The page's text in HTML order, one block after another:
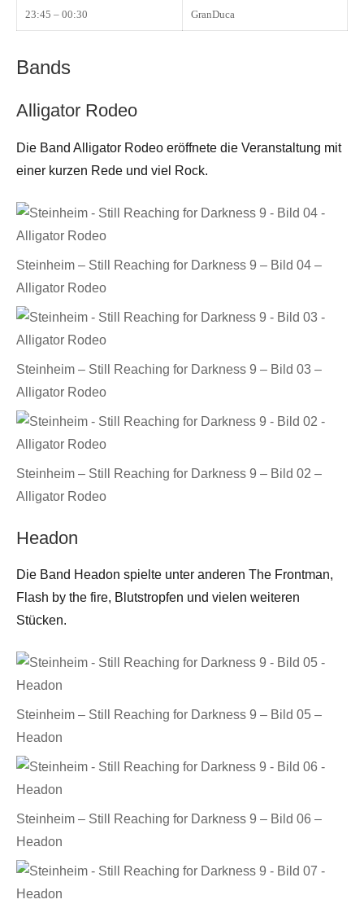
23:45 – 00:30 GranDuca
Bands
Alligator Rodeo
Die Band Alligator Rodeo eröffnete die Veranstaltung mit
einer kurzen Rede und viel Rock.
Steinheim – Still Reaching for Darkness 9 – Bild 04 –
Alligator Rodeo
Steinheim – Still Reaching for Darkness 9 – Bild 03 –
Alligator Rodeo
Steinheim – Still Reaching for Darkness 9 – Bild 02 –
Alligator Rodeo
Headon
Die Band Headon spielte unter anderen The Frontman,
Flash by the fire, Blutstropfen und vielen weiteren
Stücken.
Steinheim – Still Reaching for Darkness 9 – Bild 05 –
Headon
Steinheim – Still Reaching for Darkness 9 – Bild 06 –
Headon